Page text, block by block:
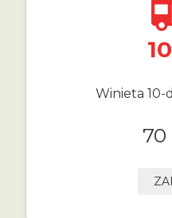
10
Winieta 10-
70